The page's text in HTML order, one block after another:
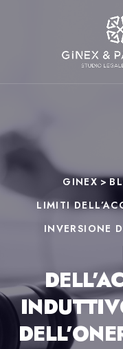
GINEX>
LIMITI
INVERSIONE